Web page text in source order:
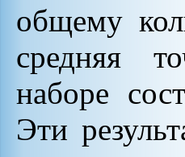
общему
средняя
наборе
Эти